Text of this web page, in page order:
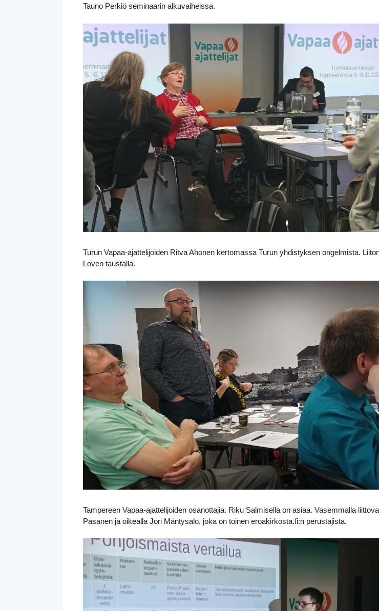
Tauno Perkiö seminaarin alkuvaiheissa.
Turun Vapaa-ajattelijoiden Ritva Ahonen kertomassa Turun yhdistyksen ongelmista.
Loven taustalla.
Tampereen Vapaa-ajattelijoiden osanottajia. Riku Salmisella on asiaa. Vasemmalla
Pasanen ja oikealla Jori Mäntysalo, joka on toinen eroakirkosta.fi:n perustajista.